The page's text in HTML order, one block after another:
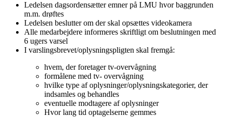
Ledelsen dagsordensætter emner på LMU hvor baggrunden
m.m. drøftes
Ledelsen beslutter om der skal opsættes videokamera
Alle medarbejdere informeres skriftligt om beslutningen med
6 ugers varsel
I varslingsbrevet/oplysningspligten skal fremgå:
hvem, der foretager tv-overvågning
formålene med tv- overvågning
hvilke type af oplysninger/oplysningskategorier, der
indsamles og behandles
eventuelle modtagere af oplysninger
Hvor lang tid optagelserne gemmes